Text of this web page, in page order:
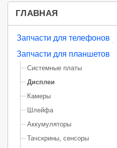
ГЛАВНАЯ
Запчасти для телефонов
Запчасти для планшетов
Системные платы
Дисплеи
Камеры
Шлейфа
Аккумуляторы
Тачскрины, сенсоры